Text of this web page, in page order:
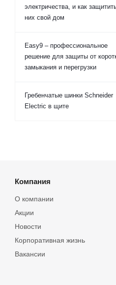
электричества, и как
них свой дом
Easy9 – профессиональное
решение для защиты от
замыкания и перегрузки
Гребенчатые шинки Schneider
Electric в щите
Компания
О компании
Акции
Новости
Корпоративная жизнь
Вакансии